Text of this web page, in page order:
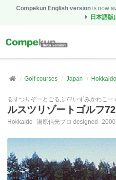
Compekun English version is now
日本語版
Golf courses Japan
るすつりぞーとごるふ72いずみかわこー
ルスツリゾートゴルフ
Hokkaido 湯原信光プロ designed